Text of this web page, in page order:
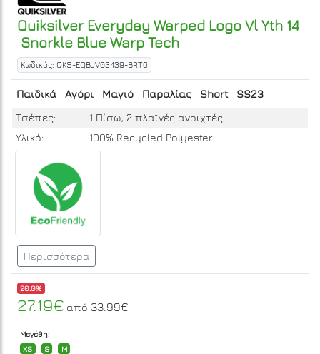
Quiksilver Everyday Warped Logo Vl Yth 14
Snorkle Blue Warp Tech
Κωδικός: QKS-EQBJV03439-BRT6
Παιδικά Αγόρι Μαγιό Παραλίας Short
SS23
Τσέπες:
1 Πίσω, 2 πλαϊνές ανοιχτές
Υλικό:
100% Recycled Polyester
Περισσότερα
20.0%
27.19€ από 33.99€
Μεγέθη:
XS
S M